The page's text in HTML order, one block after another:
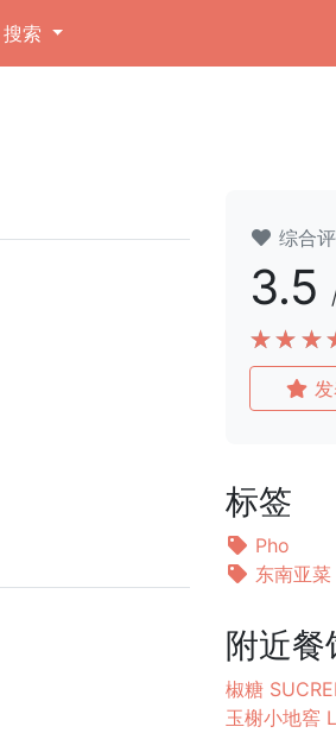
搜索
综合
3.5
标签
Pho
东南亚菜
附近餐
椒糖
玉榭小地窖